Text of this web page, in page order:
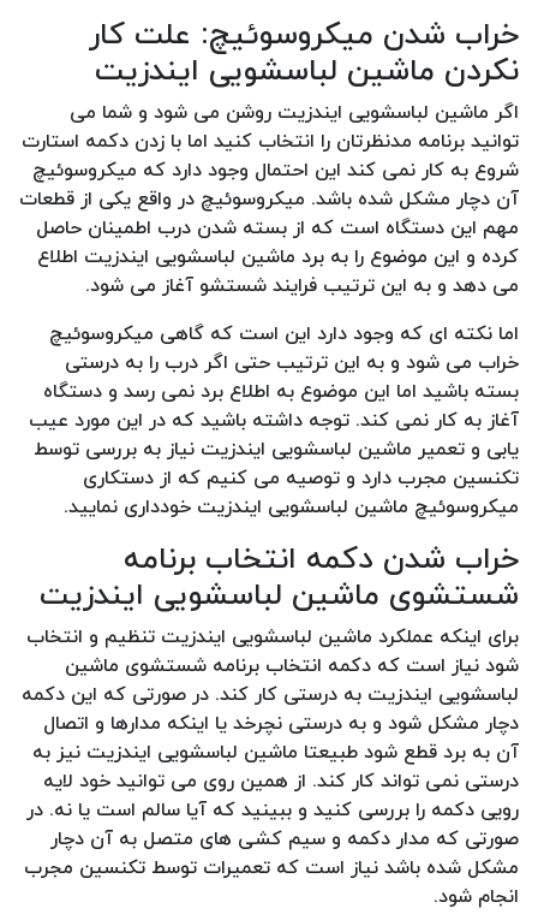
خراب شدن میکروسوئیچ: علت کار
نکردن ماشین لباسشویی ایندزیت
اگر ماشین لباسشویی ایندزیت روشن می شود و شما می
توانید برنامه مدنظرتان را انتخاب کنید اما با زدن دکمه استارت
شروع به کار نمی کند این احتمال وجود دارد که میکروسوئیچ
آن دچار مشکل شده باشد. میکروسوئیچ در واقع یکی از قطعات
مهم این دستگاه است که از بسته شدن درب اطمینان حاصل
کرده و این موضوع را به برد ماشین لباسشویی ایندزیت اطلاع
می دهد و به این ترتیب فرایند شستشو آغاز می شود.
اما نکته ای که وجود دارد این است که گاهی میکروسوئیچ
خراب می شود و به این ترتیب حتی اگر درب را به درستی
بسته باشید اما این موضوع به اطلاع برد نمی رسد و دستگاه
آغاز به کار نمی کند. توجه داشته باشید که در این مورد عیب
یابی و تعمیر ماشین لباسشویی ایندزیت نیاز به بررسی توسط
تکنسین مجرب دارد و توصیه می کنیم که از دستکاری
میکروسوئیچ ماشین لباسشویی ایندزیت خودداری نمایید.
خراب شدن دکمه انتخاب برنامه
شستشوی ماشین لباسشویی ایندزیت
برای اینکه عملکرد ماشین لباسشویی ایندزیت تنظیم و انتخاب
شود نیاز است که دکمه انتخاب برنامه شستشوی ماشین
لباسشویی ایندزیت به درستی کار کند. در صورتی که این دکمه
دچار مشکل شود و به درستی نچرخد یا اینکه مدارها و اتصال
آن به برد قطع شود طبیعتا ماشین لباسشویی ایندزیت نیز به
درستی نمی تواند کار کند. از همین روی می توانید خود لایه
رویی دکمه را بررسی کنید و ببینید که آیا سالم است یا نه. در
صورتی که مدار دکمه و سیم کشی های متصل به آن دچار
مشکل شده باشد نیاز است که تعمیرات توسط تکنسین مجرب
انجام شود.